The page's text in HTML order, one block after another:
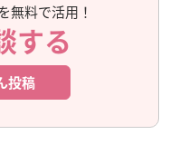
無料で活用！
する
投稿